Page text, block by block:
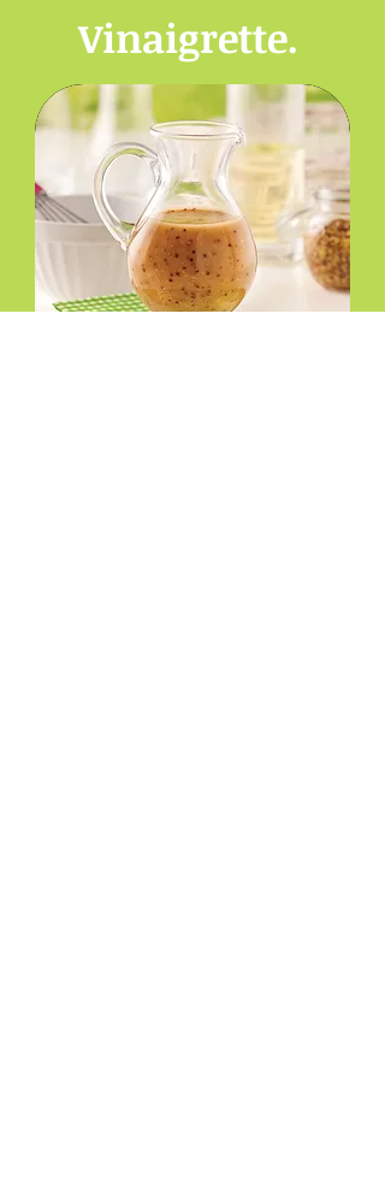
Vinaigrette.